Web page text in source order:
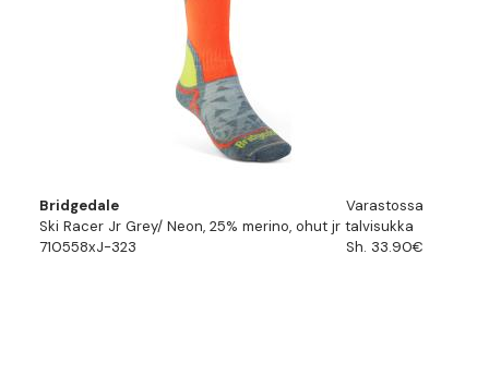
Bridgedale
Varastossa
Ski Racer Jr Grey/ Neon, 25% merino, ohut jr talvisukka
710558xJ-323
Sh. 33.90€